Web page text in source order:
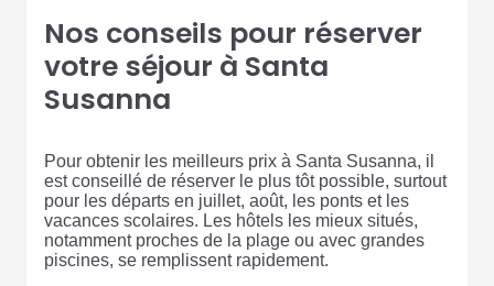
Nos conseils pour réserver
votre séjour à Santa
Susanna
Pour obtenir les meilleurs prix à Santa Susanna, il
est conseillé de réserver le plus tôt possible, surtout
pour les départs en juillet, août, les ponts et les
vacances scolaires. Les hôtels les mieux situés,
notamment proches de la plage ou avec grandes
piscines, se remplissent rapidement.